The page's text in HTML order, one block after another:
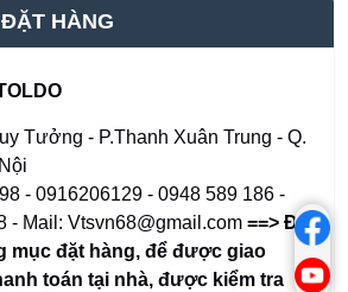
HÀNG
Tưởng - P.Thanh Xuân Trung - Q.
- 0916206129 - 0948 589 186 -
- Mail: Vtsvn68@gmail.com==> Để
mục đặt hàng,để được giao
toán tại nhà, được kiểm tra